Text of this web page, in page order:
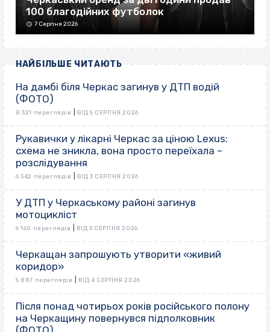
100 благодійних футболок
7 Серпня 2026
НАЙБІЛЬШЕ ЧИТАЮТЬ
На дамбі біля Черкас загинув у ДТП водій
(ФОТО)
8 321 переглядів ВІД 5 СЕРПНЯ 2026
Рукавички у лікарні Черкас за ціною Lexus:
схема не зникла, вона просто переїхала –
розслідування
6 342 переглядів ВІД 3 СЕРПНЯ 2026
У ДТП у Черкаському районі загинув
мотоцикліст
6 160 переглядів ВІД 3 СЕРПНЯ 2026
Черкащан запрошують утворити «живий
коридор»
5 887 переглядів ВІД 4 СЕРПНЯ 2026
Після понад чотирьох років російського полону
на Черкащину повернувся підполковник